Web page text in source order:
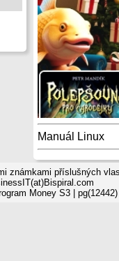
Manuál Linux
známkami příslušných
Money S3 | pg(12442)